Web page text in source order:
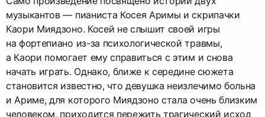
музыкантов — пианиста Косея Аримы и скрипачки
Каори Миядзоно. Косей не слышит своей игры
на фортепиано из-за психологической травмы,
а Каори помогает ему справиться с этим и снова
начать играть. Однако, ближе к середине сюжета
становится известно, что девушка неизлечимо больна
и Ариме, для которого Миядзоно стала очень близким
человеком, приходится пережить трагический исход